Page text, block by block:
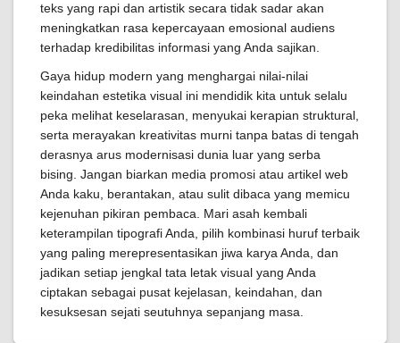
teks yang rapi dan artistik secara tidak sadar akan
meningkatkan rasa kepercayaan emosional audiens
terhadap kredibilitas informasi yang Anda sajikan.
Gaya hidup modern yang menghargai nilai-nilai
keindahan estetika visual ini mendidik kita untuk selalu
peka melihat keselarasan, menyukai kerapian struktural,
serta merayakan kreativitas murni tanpa batas di tengah
derasnya arus modernisasi dunia luar yang serba
bising. Jangan biarkan media promosi atau artikel web
Anda kaku, berantakan, atau sulit dibaca yang memicu
kejenuhan pikiran pembaca. Mari asah kembali
keterampilan tipografi Anda, pilih kombinasi huruf terbaik
yang paling merepresentasikan jiwa karya Anda, dan
jadikan setiap jengkal tata letak visual yang Anda
ciptakan sebagai pusat kejelasan, keindahan, dan
kesuksesan sejati seutuhnya sepanjang masa.